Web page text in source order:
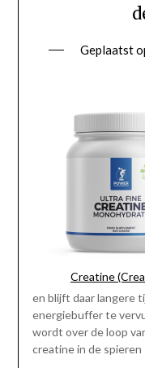
Geplaatst
Creatine
en blijft daar langere
energiebuffer te
wordt over de loop
creatine in de spieren